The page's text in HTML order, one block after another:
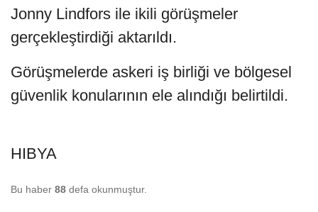
Jonny Lindfors ile ikili görüşmeler
gerçekleştirdiği aktarıldı.
Görüşmelerde askeri iş birliği ve bölgesel
güvenlik konularının ele alındığı belirtildi.
HIBYA
Bu haber 88 defa okunmuştur.